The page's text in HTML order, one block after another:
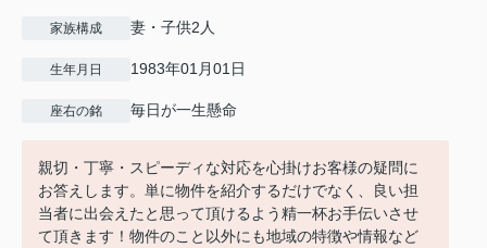
家族構成 妻・子供2人
生年月日 1983年01月01日
座右の銘 毎日が一生懸命
親切・丁寧・スピーディな対応を心掛けお客様の疑問に
お答えします。単に物件を紹介するだけでなく、良い担
当者に出会えたと思って頂けるよう精一杯お手伝いさせ
て頂きます！物件のこと以外にも地域の特徴や情報など